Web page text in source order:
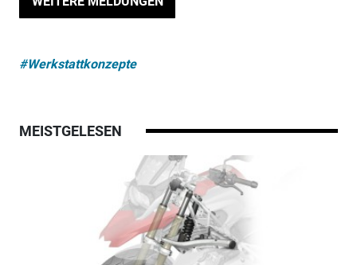
#Werkstattkonzepte
MEISTGELESEN